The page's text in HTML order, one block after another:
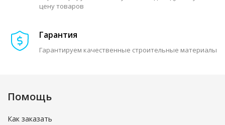
цену товаров
Гарантия
Гарантируем качественные строительные материалы
Помощь
Как заказать